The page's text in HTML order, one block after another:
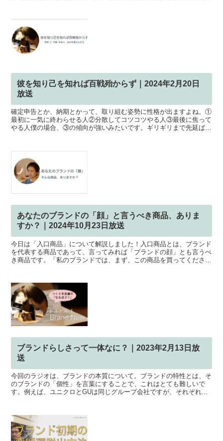
彼を知り己を知れば百戦殆からず｜2024年2月20日
放送
確定申告とか、納期とかって、取り組む姿勢に性格が出ますよね。①
最初に一気に終わらせる人②分散してコツコツやる人③最後に焦って
やる人僕の場合、③の傾向が強いみたいです。ギリギリまで先延ばし
あなたのブランドの「顔」と言うべき商品、ありま
すか？｜2024年10月23日放送
今日は「入口商品」について解説しました！入口商品とは、ブランド
を代表する商品であって、言ってみれば「ブランドの顔」とも言うべ
き商品です。「私のブランドでは、まず、この商品を買ってくださ
ブランドらしさって一体なに？｜2023年2月13日放
送
今回のラジオは、ブランドの本質について。ブランドの特性とは、そ
のブランドの「個性」を言葉にすることで、これはとても難しいで
す。例えば、ユニクロとGUは同じグループ会社ですが、それぞれの